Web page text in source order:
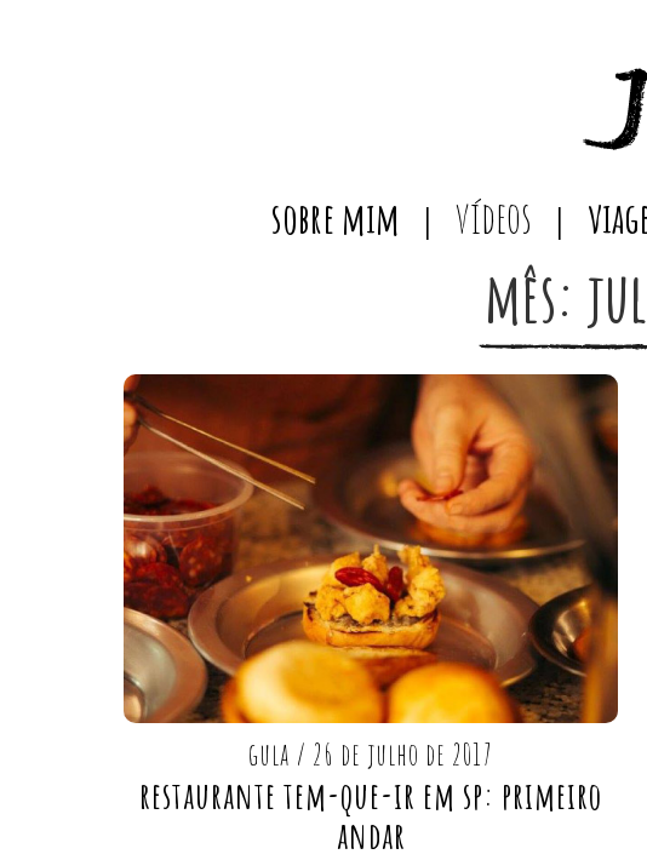
sobre mim vídeos
mês:
gula / 26 de julho de 2017
restaurante tem-que-ir em sp: primeiro
andar